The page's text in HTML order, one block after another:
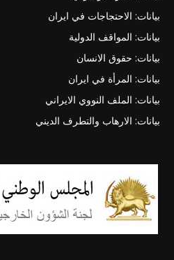
بيانات: الاحتجاجات في ايران
بيانات: المواقف الدولية
بيانات: حقوق الانسان
بيانات: المرأة في ايران
بيانات: الملف النووي الايراني
بيانات: الارهاب والتطرف الديني